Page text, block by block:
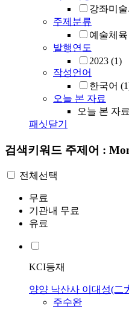
강좌미
주제분류
예술체육
발행연도
2023 (1)
작성언어
한국어
오늘 본 자료
오늘 본 자
패싯닫기
검색키워드 주제어 :
전체선택
무료
기관내 무료
유료
KCI등재
양양 낙산사 이대성(二
주수완